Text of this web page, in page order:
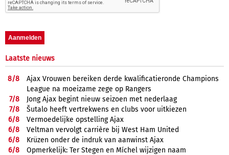
Laatste nieuws
8/8
Ajax Vrouwen bereiken derde kwalificatieronde Champions
League na moeizame zege op Rangers
7/8
Jong Ajax begint nieuw seizoen met nederlaag
7/8
Šutalo heeft vertrekwens en clubs voor uitkiezen
6/8
Vermoedelijke opstelling Ajax
6/8
Veltman vervolgt carrière bij West Ham United
6/8
Krüzen onder de indruk van aanwinst Ajax
6/8
Opmerkelijk: Ter Stegen en Míchel wijzigen naam